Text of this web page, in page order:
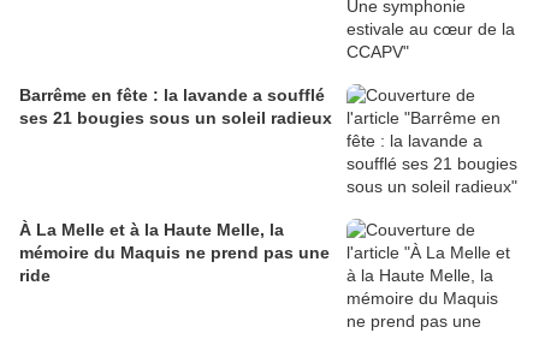
Barrême en fête : la lavande a soufflé
ses 21 bougies sous un soleil radieux
À La Melle et à la Haute Melle, la
mémoire du Maquis ne prend pas une
ride